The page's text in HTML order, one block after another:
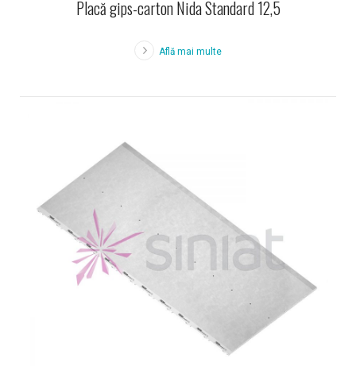
Placă gips-carton Nida Standard 12,5
Află mai multe